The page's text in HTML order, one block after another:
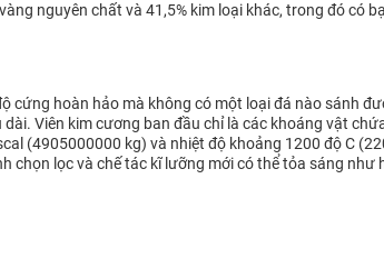
nguyên chất và 41,5% kim loại khác, trong đó có
cứng hoàn hảo mà không có một loại đá nào sánh
Viên kim cương ban đầu chỉ là các khoáng vật
(4905000000 kg) và nhiệt độ khoảng 1200 độ C
chọn lọc và chế tác kĩ lưỡng mới có thể tỏa sáng như